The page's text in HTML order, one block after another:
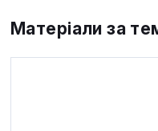
Матеріали за